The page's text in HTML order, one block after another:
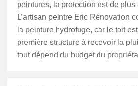
peintures, la protection est de plus
L’artisan peintre Eric Rénovation
la peinture hydrofuge, car le toit
première structure à recevoir la
tout dépend du budget du